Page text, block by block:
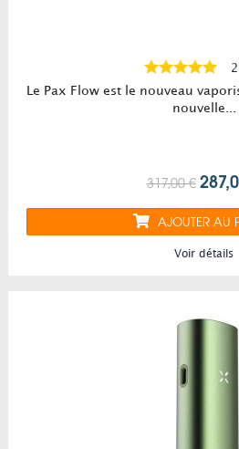
Le Pax Flow est le nouveau
nouvelle...
317,00 €
AJOUTER AU
Voir détails